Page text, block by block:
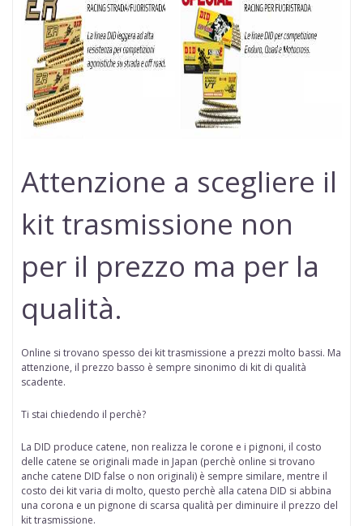
Attenzione a scegliere il
kit trasmissione non
per il prezzo ma per la
qualità.
Online si trovano spesso dei kit trasmissione a prezzi molto bassi. Ma
attenzione, il prezzo basso è sempre sinonimo di kit di qualità
scadente.
Ti stai chiedendo il perchè?
La DID produce catene, non realizza le corone e i pignoni, il costo
delle catene se originali made in Japan (perchè online si trovano
anche catene DID false o non originali) è sempre similare, mentre il
costo dei kit varia di molto, questo perchè alla catena DID si abbina
una corona e un pignone di scarsa qualità per diminuire il prezzo del
kit trasmissione.